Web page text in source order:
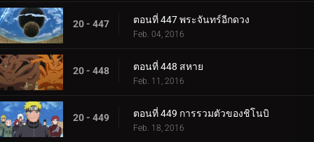
20 - 447 ตอนที่ 447 พระจันทร์อีกดวง
Feb. 04, 2016
20 - 448 ตอนที่ 448 สหาย
Feb. 11, 2016
20 - 449 ตอนที่ 449 การรวมตัวของชิโนบิ
Feb. 18, 2016